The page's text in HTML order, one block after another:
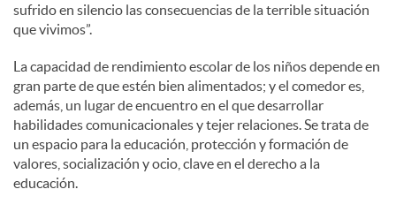
sufrido en silencio las consecuencias de la terrible situación
que vivimos”.
La capacidad de rendimiento escolar de los niños depende en
gran parte de que estén bien alimentados; y el comedor es,
además, un lugar de encuentro en el que desarrollar
habilidades comunicacionales y tejer relaciones. Se trata de
un espacio para la educación, protección y formación de
valores, socialización y ocio, clave en el derecho a la
educación.